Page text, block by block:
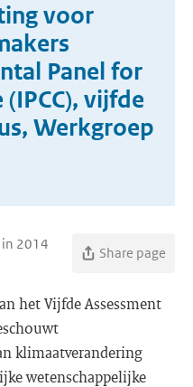
voor
Panel for
(IPCC), vijfde
Werkgroep
in 2014
Share page
het Vijfde Assessment
klimaatverandering
wetenschappelijke